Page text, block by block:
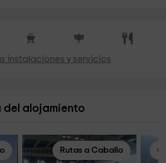
instalaciones y servicios
alojamiento
Rutas a Caballo